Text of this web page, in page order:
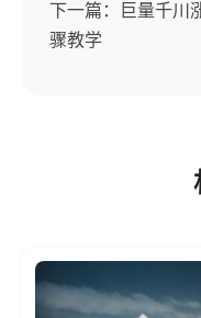
下一篇：巨量千川
骤教学